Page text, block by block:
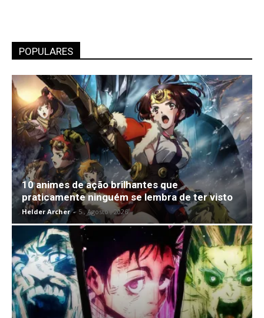
POPULARES
10 animes de ação brilhantes que
praticamente ninguém se lembra de ter visto
Helder Archer - 5 , Agosto , 2026